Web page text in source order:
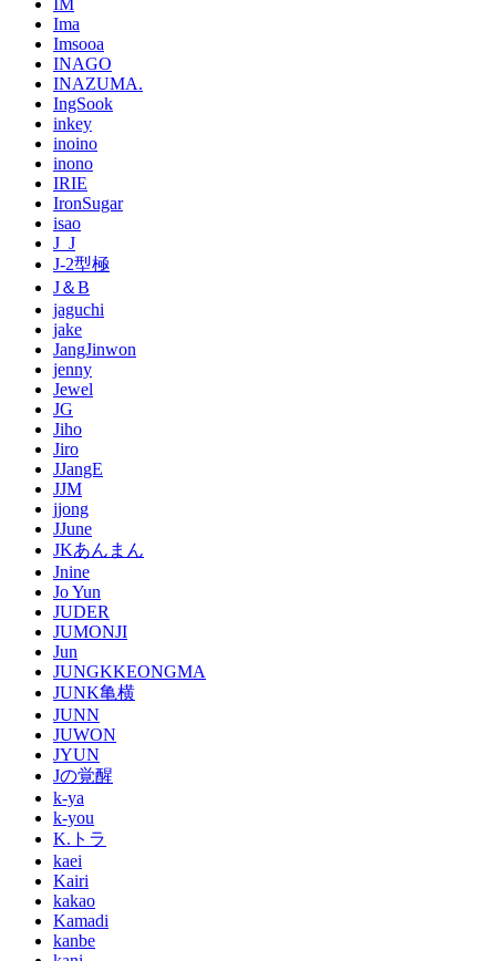
IM
Ima
Imsooa
INAGO
INAZUMA.
IngSook
inkey
inoino
inono
IRIE
IronSugar
isao
J_J
J-2型極
J＆B
jaguchi
jake
JangJinwon
jenny
Jewel
JG
Jiho
Jiro
JJangE
JJM
jjong
JJune
JKあんまん
Jnine
Jo Yun
JUDER
JUMONJI
Jun
JUNGKKEONGMA
JUNK亀横
JUNN
JUWON
JYUN
Jの覚醒
k-ya
k-you
K.トラ
kaei
Kairi
kakao
Kamadi
kanbe